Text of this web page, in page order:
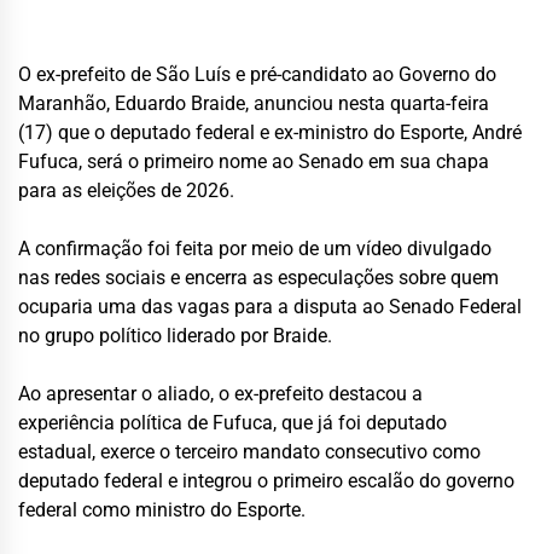
O ex-prefeito de São Luís e pré-candidato ao Governo do
Maranhão, Eduardo Braide, anunciou nesta quarta-feira
(17) que o deputado federal e ex-ministro do Esporte, André
Fufuca, será o primeiro nome ao Senado em sua chapa
para as eleições de 2026.
A confirmação foi feita por meio de um vídeo divulgado
nas redes sociais e encerra as especulações sobre quem
ocuparia uma das vagas para a disputa ao Senado Federal
no grupo político liderado por Braide.
Ao apresentar o aliado, o ex-prefeito destacou a
experiência política de Fufuca, que já foi deputado
estadual, exerce o terceiro mandato consecutivo como
deputado federal e integrou o primeiro escalão do governo
federal como ministro do Esporte.